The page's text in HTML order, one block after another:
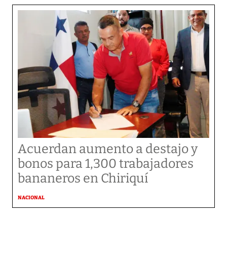
Acuerdan aumento a destajo y
bonos para 1,300 trabajadores
bananeros en Chiriquí
NACIONAL